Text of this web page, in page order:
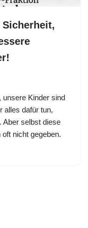
unsere Kinder sind
alles dafür tun,
Aber selbst diese
nicht gegeben.